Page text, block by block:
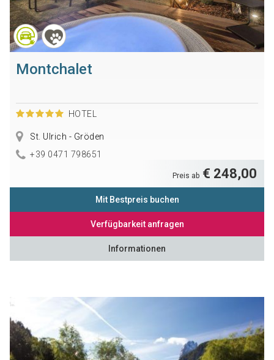
Montchalet
HOTEL
St. Ulrich - Gröden
+39 0471 798651
Preis ab € 248,00
Mit Bestpreis buchen
Verfügbarkeit anfragen
Informationen